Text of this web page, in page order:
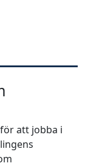
att jobba i